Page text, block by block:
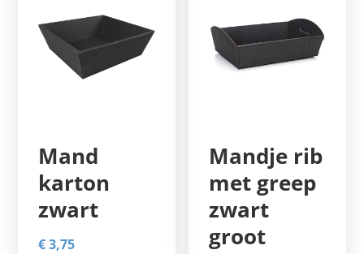
Mand
karton
zwart
€3,75
Mandje rib
met greep
zwart
groot